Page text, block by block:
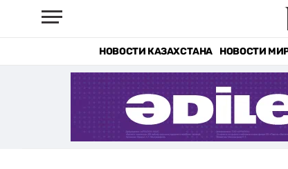
НОВОСТИ КАЗАХСТАНА НОВОСТИ